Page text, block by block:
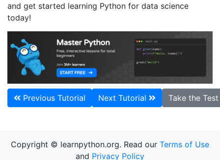
and get started learning Python for data science
today!
Previous Tutorial Next Tutorial Take the
Copyright © learnpython.org. Read our Terms of Use
and Privacy Policy